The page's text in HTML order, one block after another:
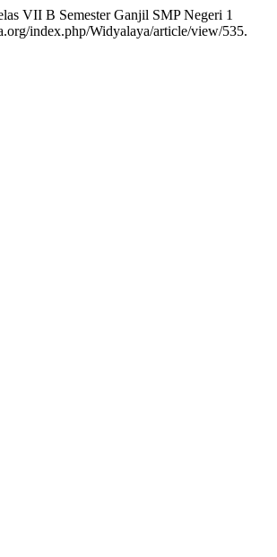
VII B Semester Ganjil SMP Negeri 1
index.php/Widyalaya/article/view/535.